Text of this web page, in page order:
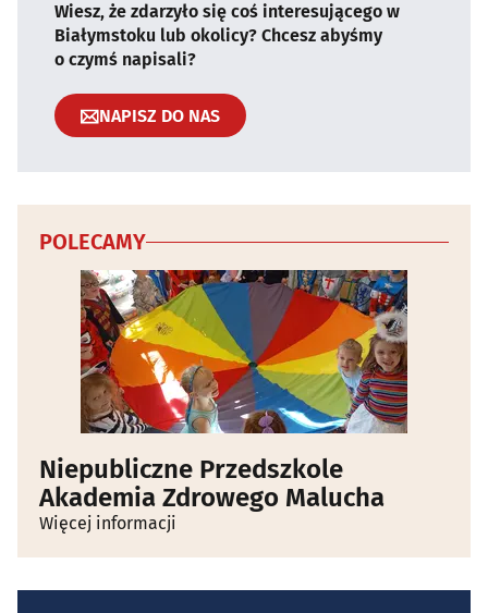
Wiesz, że zdarzyło się coś interesującego w
Białymstoku lub okolicy? Chcesz abyśmy
o czymś napisali?
NAPISZ DO NAS
POLECAMY
Niepubliczne Przedszkole
Akademia Zdrowego Malucha
Więcej informacji